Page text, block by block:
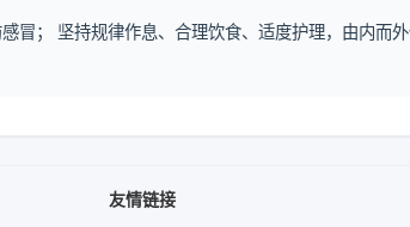
冒； 坚持规律作息、合理饮食、适度护理，由内而
友情链接